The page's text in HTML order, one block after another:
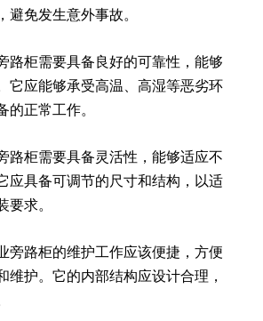
避免发生意外事故。
路柜需要具备良好的可靠性，能够
它应能够承受高温、高湿等恶劣环
的正常工作。
路柜需要具备灵活性，能够适应不
应具备可调节的尺寸和结构，以适
要求。
旁路柜的维护工作应该便捷，方便
维护。它的内部结构应设计合理，